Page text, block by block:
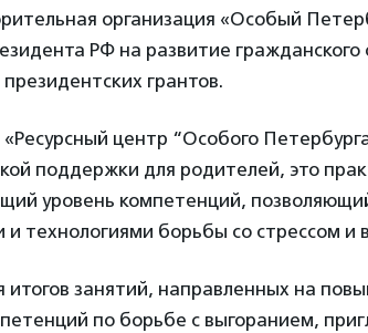
организация «Особый
РФ на развитие
грантов.
центр “Особого
поддержки для родителей, это
уровень компетенций,
технологиями борьбы со стрессом и
итогов занятий, направленных на
по борьбе с выгоранием,